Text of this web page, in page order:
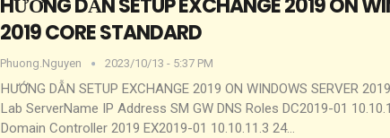
HƯỚNG DẪN SETUP EXCHANGE 2019 ON
2019 CORE STANDARD
Phuong.nguyen 2023/10/13 - 5:37 PM
HƯỚNG DẪN SETUP EXCHANGE 2019 ON WINDOWS SERVER
Lab ServerName IP Address SM GW DNS Roles DC2019-01
Domain Controller 2019 EX2019-01 10.10.11.3 24…